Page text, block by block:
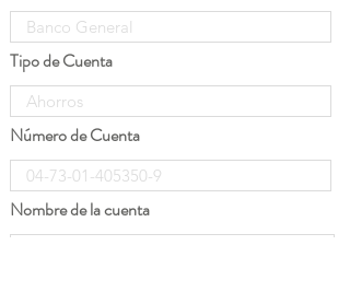
Tipo de Cuenta
Número de Cuenta
Nombre de la cuenta